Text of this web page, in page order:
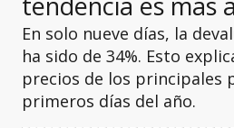
En solo nueve días, la
ha sido de 34%. Esto
precios de los principales
primeros días del año.